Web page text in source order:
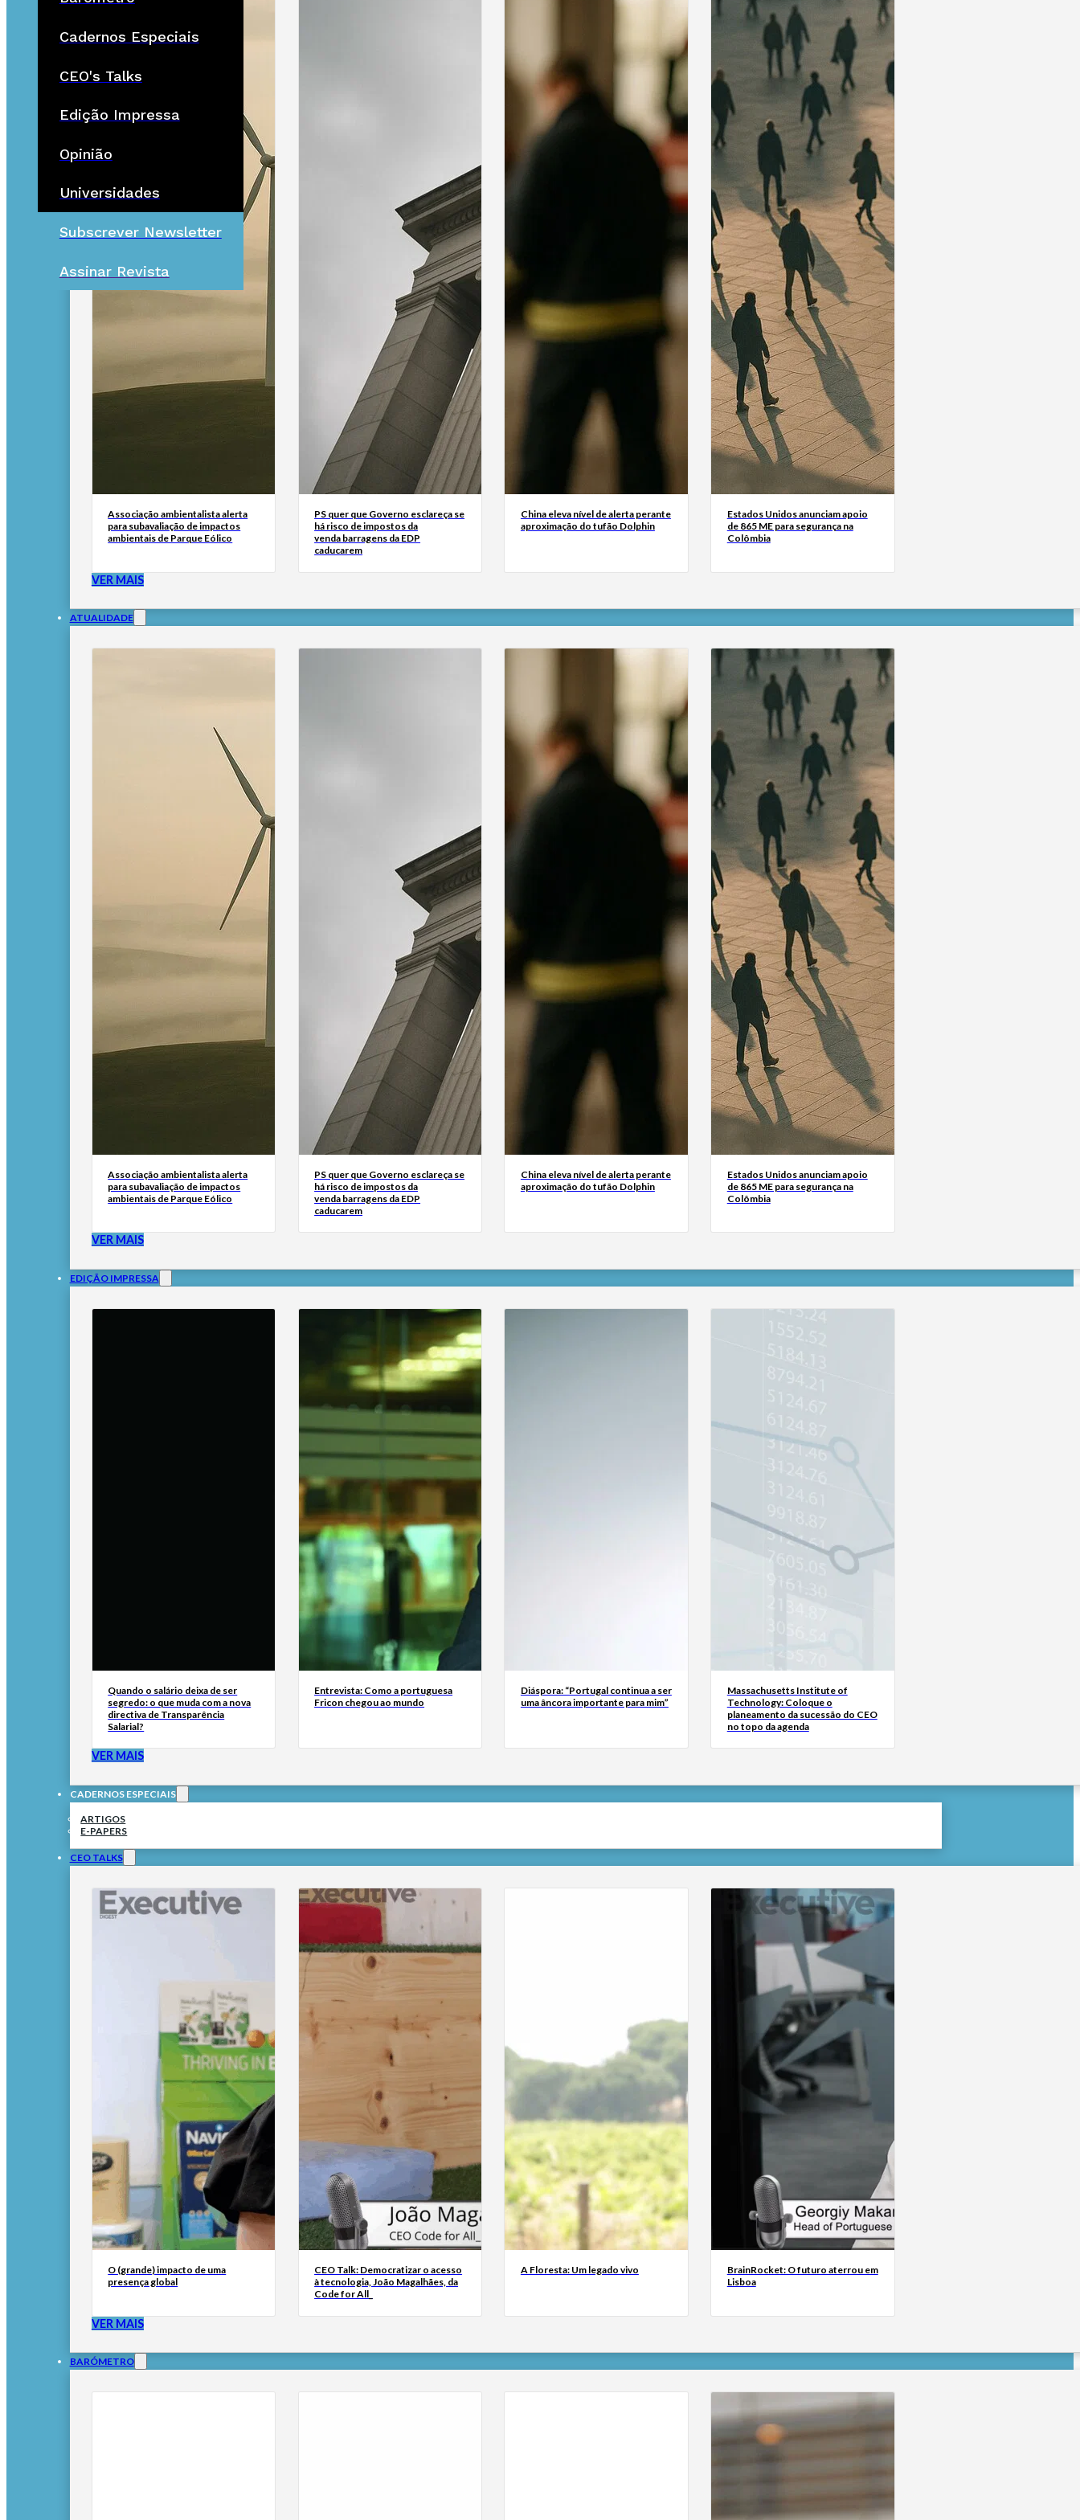
Cadernos Especiais
CEO's Talks
Edição Impressa
Opinião
Universidades
Subscrever Newsletter
Assinar Revista
Associação ambientalista alerta
para subavaliação de impactos
ambientais de Parque Eólico
PS quer que Governo esclareça se
há risco de impostos da
venda barragens da EDP
caducarem
China eleva nível de alerta perante
aproximação do tufão Dolphin
Estados Unidos anunciam apoio
de 865 ME para segurança na
Colômbia
VER MAIS
ATUALIDADE
Associação ambientalista alerta
para subavaliação de impactos
ambientais de Parque Eólico
PS quer que Governo esclareça se
há risco de impostos da
venda barragens da EDP
caducarem
China eleva nível de alerta perante
aproximação do tufão Dolphin
Estados Unidos anunciam apoio
de 865 ME para segurança na
Colômbia
VER MAIS
EDIÇÃO IMPRESSA
Quando o salário deixa de ser
segredo: o que muda com a nova
directiva de Transparência
Salarial?
Entrevista: Como a portuguesa
Fricon chegou ao mundo
Diáspora: “Portugal continua a ser
uma âncora importante para mim”
Massachusetts Institute of
Technology: Coloque o
planeamento da sucessão do CEO
no topo da agenda
VER MAIS
CADERNOS ESPECIAIS
ARTIGOS
E-PAPERS
CEO TALKS
O (grande) impacto de uma
presença global
CEO Talk: Democratizar o acesso
à tecnologia, João Magalhães, da
Code for All_
A Floresta: Um legado vivo
BrainRocket: O futuro aterrou em
Lisboa
VER MAIS
BARÓMETRO